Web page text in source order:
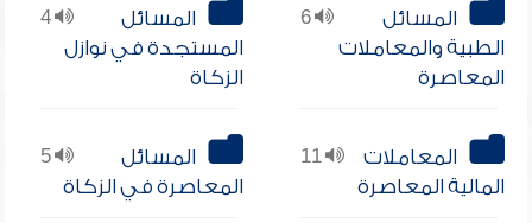
6
المسائل
الطبية والمعاملات
المعاصرة
4
المسائل
المستجدة في نوازل
الزكاة
11
المعاملات
المالية المعاصرة
5
المسائل
المعاصرة في الزكاة